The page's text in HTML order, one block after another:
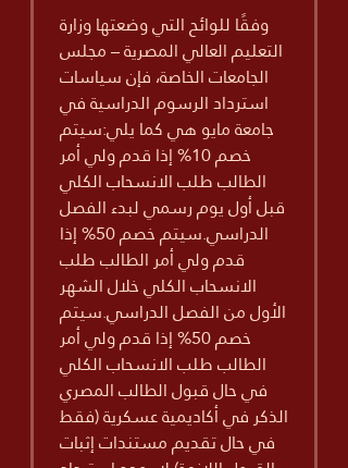
وفقًا للوائح التي وضعتها وزارة
التعليم العالي المصرية – مجلس
الجامعات الخاصة، فإن سياسات
استرداد الرسوم الدراسية في
جامعة مايو هي كما يلي:سيتم
خصم 10% إذا قدم ولي أمر
الطالب طلب الانسحاب الكلي
قبل أول يوم رسمي لبدء الفصل
الدراسي.سيتم خصم 50% إذا
قدم ولي أمر الطالب طلب
الانسحاب الكلي خلال الشهر
الأول من الفصل الدراسي.سيتم
خصم 50% إذا قدم ولي أمر
الطالب طلب الانسحاب الكلي
في حال قبول الطالب المصري
الذكر في أكاديمية عسكرية (فقط
في حال تقديم مستندات إثبات